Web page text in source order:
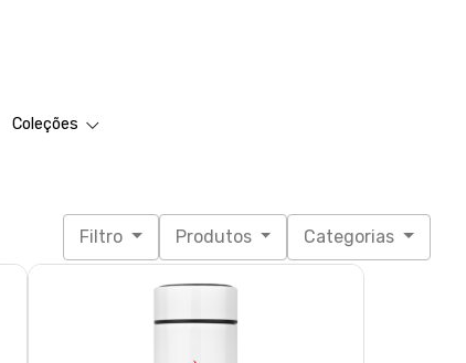
Coleções
Filtro Produtos Categorias